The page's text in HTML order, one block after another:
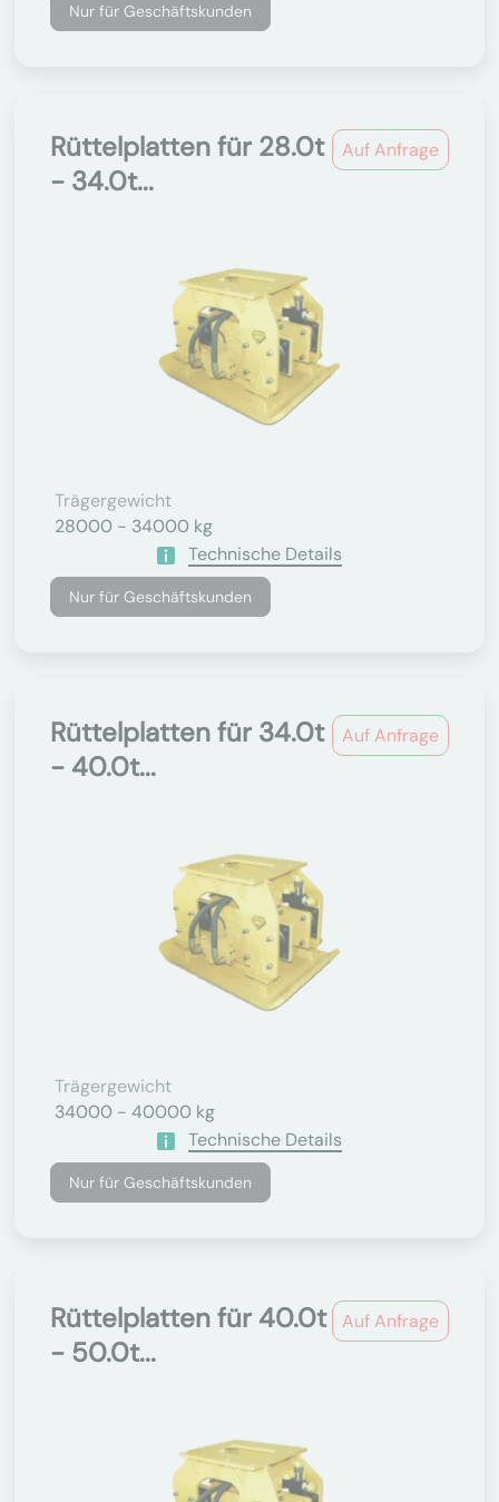
Nur für Geschäftskunden
Auf Anfrage
Rüttelplatten für 28.0t
- 34.0t...
Trägergewicht
28000 - 34000 kg
Technische Details
Nur für Geschäftskunden
Auf Anfrage
Rüttelplatten für 34.0t
- 40.0t...
Trägergewicht
34000 - 40000 kg
Technische Details
Nur für Geschäftskunden
Auf Anfrage
Rüttelplatten für 40.0t
- 50.0t...